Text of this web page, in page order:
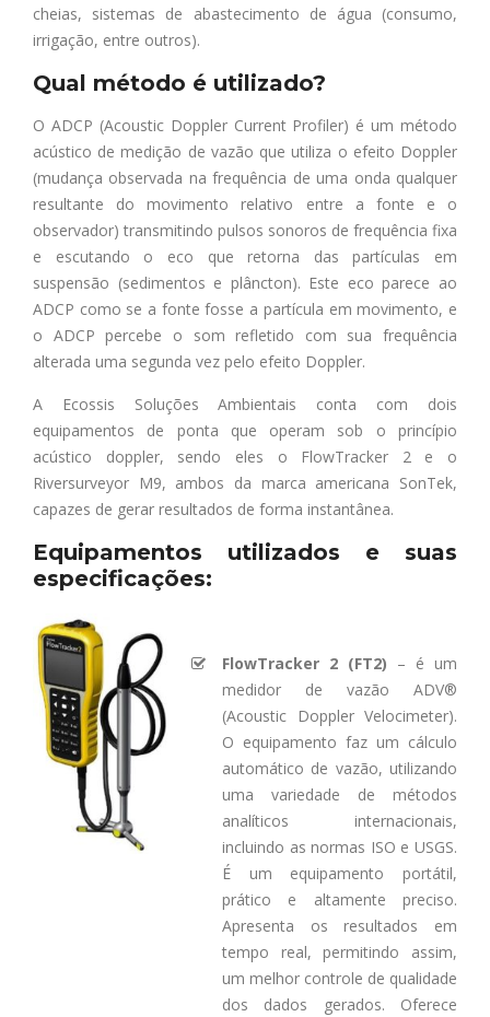
cheias, sistemas de abastecimento de água (consumo,
irrigação, entre outros).
Qual método é utilizado?
O ADCP (Acoustic Doppler Current Profiler) é um método
acústico de medição de vazão que utiliza o efeito Doppler
(mudança observada na frequência de uma onda qualquer
resultante do movimento relativo entre a fonte e o
observador) transmitindo pulsos sonoros de frequência fixa
e escutando o eco que retorna das partículas em
suspensão (sedimentos e plâncton). Este eco parece ao
ADCP como se a fonte fosse a partícula em movimento, e
o ADCP percebe o som refletido com sua frequência
alterada uma segunda vez pelo efeito Doppler.
A Ecossis Soluções Ambientais conta com dois
equipamentos de ponta que operam sob o princípio
acústico doppler, sendo eles o FlowTracker 2 e o
Riversurveyor M9, ambos da marca americana SonTek,
capazes de gerar resultados de forma instantânea.
Equipamentos utilizados e suas
especificações:
FlowTracker 2 (FT2) – é um
medidor de vazão ADV®
(Acoustic Doppler Velocimeter).
O equipamento faz um cálculo
automático de vazão, utilizando
uma variedade de métodos
analíticos internacionais,
incluindo as normas ISO e USGS.
É um equipamento portátil,
prático e altamente preciso.
Apresenta os resultados em
tempo real, permitindo assim,
um melhor controle de qualidade
dos dados gerados. Oferece